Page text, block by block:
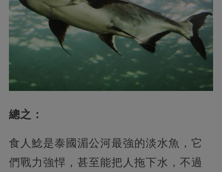
總之：
食人鯰是泰國湄公河最強的淡水魚，它
們戰力強悍，甚至能把人拖下水，不過